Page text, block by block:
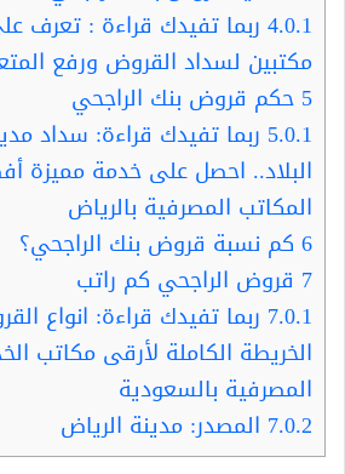
4.0.1 ربما تفيدك قراءة : تعرف
مكتبين لسداد القروض ورفع
5 حكم قروض بنك الراجحي
5.0.1 ربما تفيدك قراءة: سداد
البلاد.. احصل على خدمة مميزة
المكاتب المصرفية بالرياض
6 كم نسبة قروض بنك الراجحي؟
7 قروض الراجحي كم راتب
7.0.1 ربما تفيدك قراءة: انواع
الخريطة الكاملة لأرقى مكاتب
المصرفية بالسعودية
7.0.2 المصدر: مدينة الرياض